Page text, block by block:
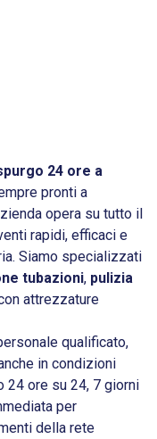
24 ore a
pronti a
opera su tutto il
rapidi, efficaci e
Siamo specializzati
tubazioni, pulizia
attrezzature
qualificato,
in condizioni
24 ore su 24, 7 giorni
per
della rete